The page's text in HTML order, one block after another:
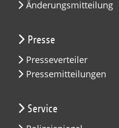
Änderungsmitteilung
Presse
Presseverteiler
Pressemitteilungen
Service